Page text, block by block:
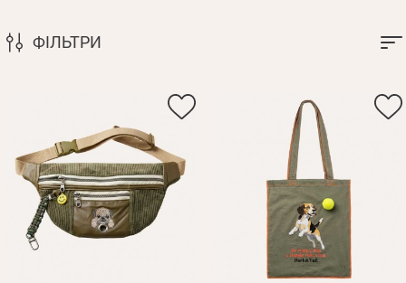
НОВИНКИ
ДЛЯ СОБАК
Оплата і доставка
ФІЛЬТРИ